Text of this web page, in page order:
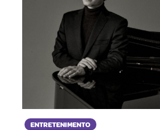
ENTRETENIMENTO